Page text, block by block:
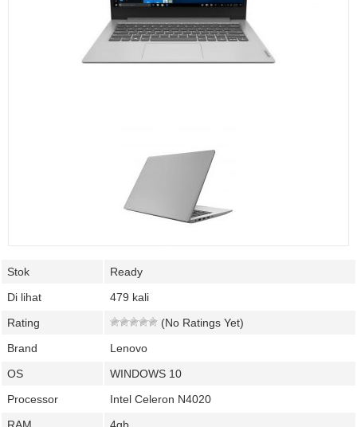
Stok
Ready
Di lihat
479 kali
Rating
(No Ratings Yet)
Brand
Lenovo
OS
WINDOWS 10
Processor
Intel Celeron N4020